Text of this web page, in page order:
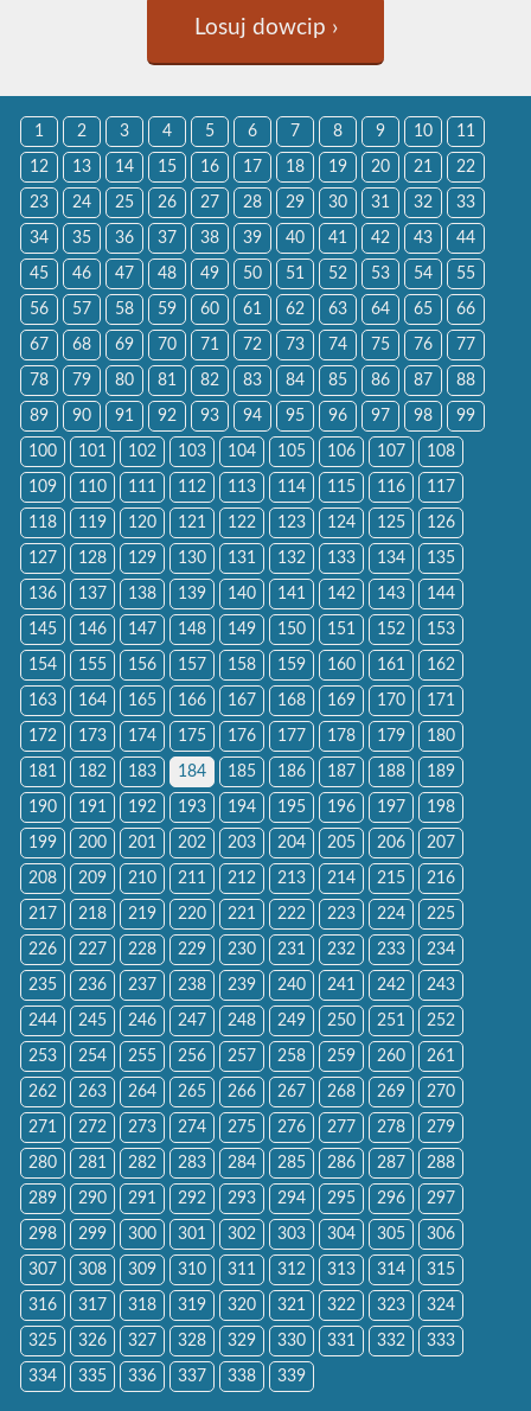
Losuj dowcip ›
1 2 3 4 5 6 7 8 9 10 11
12 13 14 15 16 17 18 19 20 21 22
23 24 25 26 27 28 29 30 31 32 33
34 35 36 37 38 39 40 41 42 43 44
45 46 47 48 49 50 51 52 53 54 55
56 57 58 59 60 61 62 63 64 65 66
67 68 69 70 71 72 73 74 75 76 77
78 79 80 81 82 83 84 85 86 87 88
89 90 91 92 93 94 95 96 97 98 99
100 101 102 103 104 105 106 107 108
109 110 111 112 113 114 115 116 117
118 119 120 121 122 123 124 125 126
127 128 129 130 131 132 133 134 135
136 137 138 139 140 141 142 143 144
145 146 147 148 149 150 151 152 153
154 155 156 157 158 159 160 161 162
163 164 165 166 167 168 169 170 171
172 173 174 175 176 177 178 179 180
181 182 183 184 185 186 187 188 189
190 191 192 193 194 195 196 197 198
199 200 201 202 203 204 205 206 207
208 209 210 211 212 213 214 215 216
217 218 219 220 221 222 223 224 225
226 227 228 229 230 231 232 233 234
235 236 237 238 239 240 241 242 243
244 245 246 247 248 249 250 251 252
253 254 255 256 257 258 259 260 261
262 263 264 265 266 267 268 269 270
271 272 273 274 275 276 277 278 279
280 281 282 283 284 285 286 287 288
289 290 291 292 293 294 295 296 297
298 299 300 301 302 303 304 305 306
307 308 309 310 311 312 313 314 315
316 317 318 319 320 321 322 323 324
325 326 327 328 329 330 331 332 333
334 335 336 337 338 339